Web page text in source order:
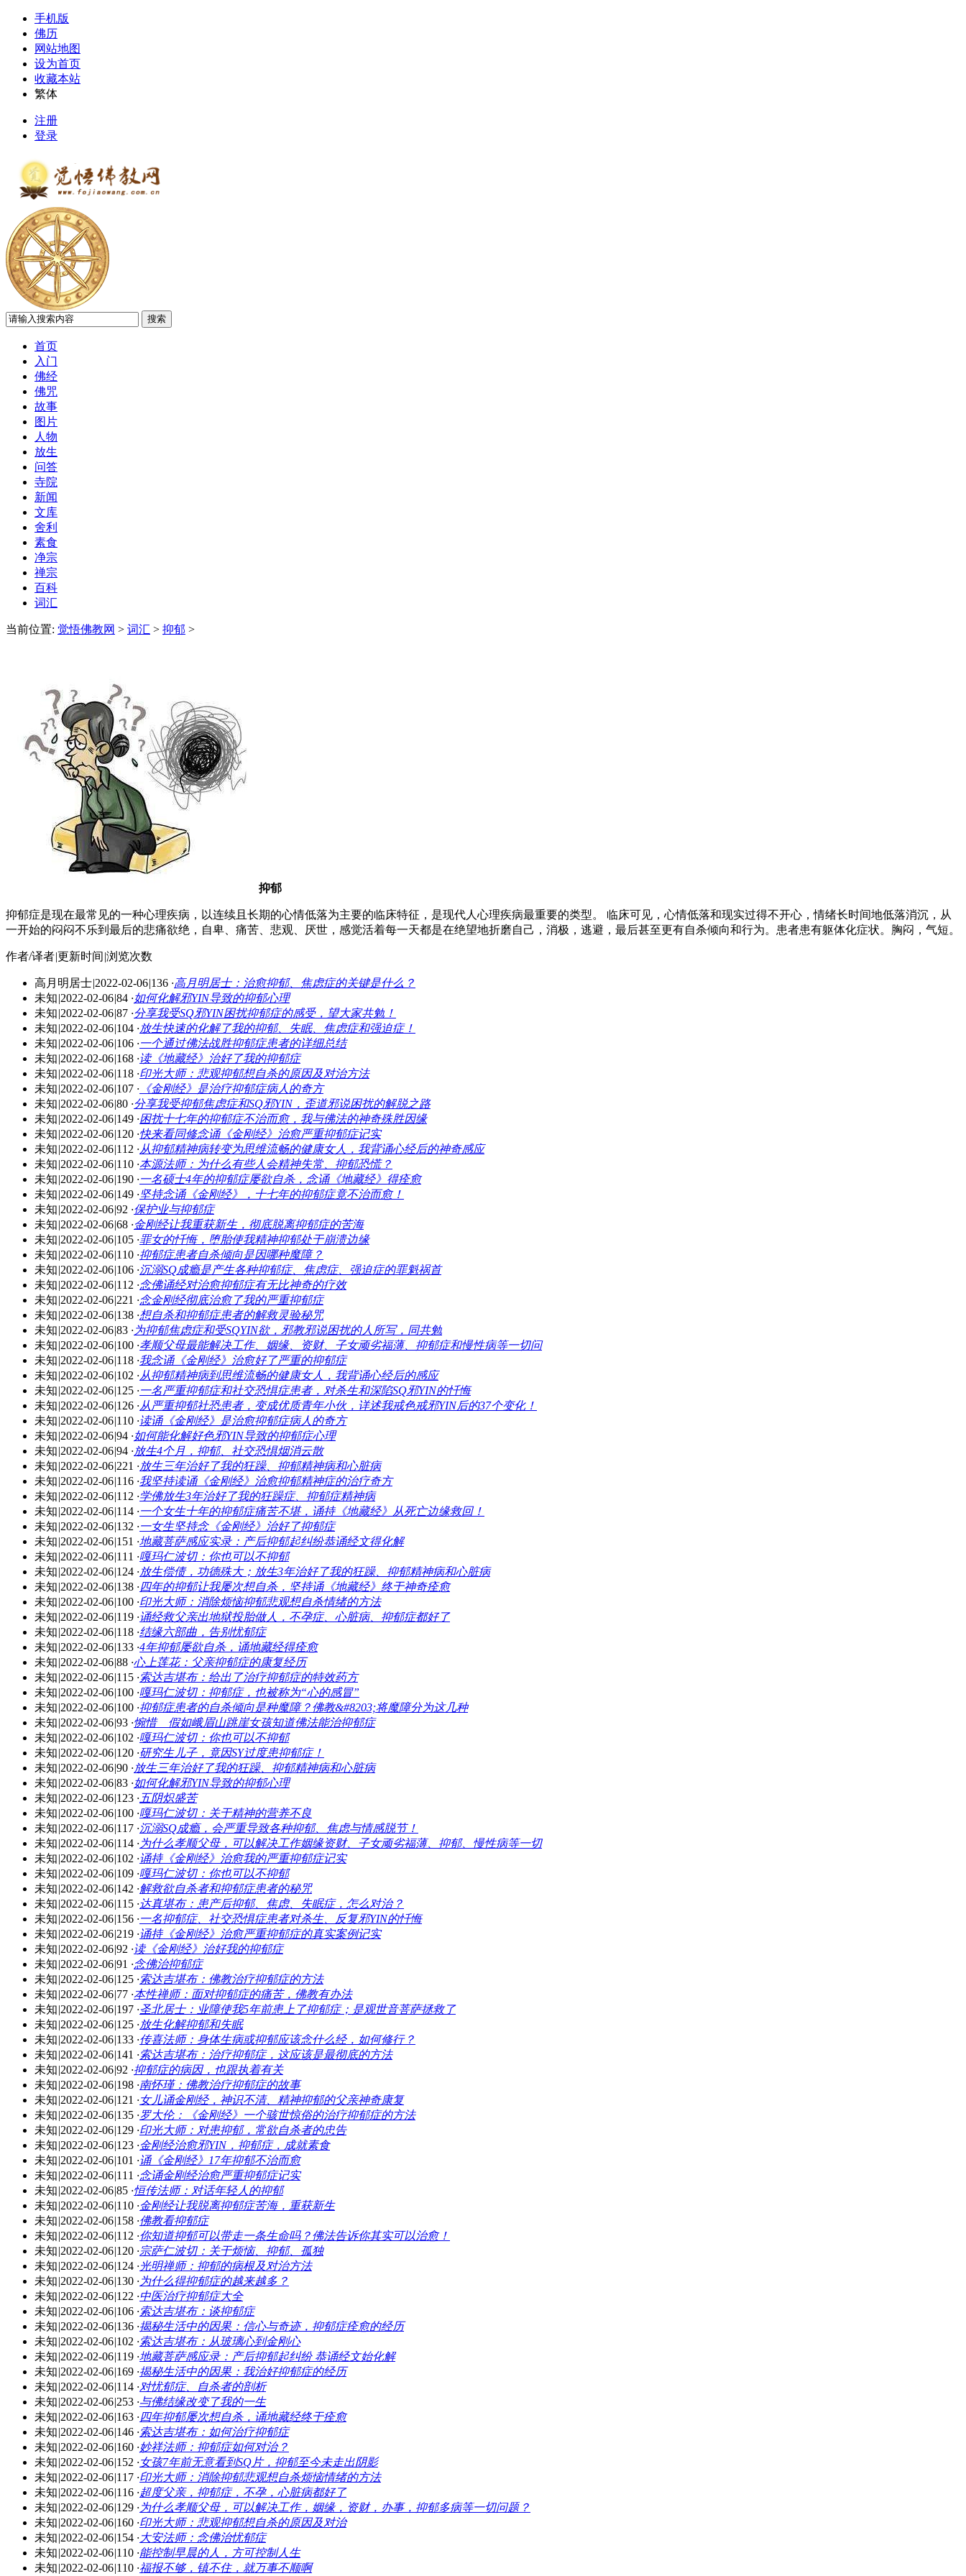
手机版
佛历
网站地图
设为首页
收藏本站
繁体
注册
登录
搜索
首页
入门
佛经
佛咒
故事
图片
人物
放生
问答
寺院
新闻
文库
舍利
素食
净宗
禅宗
百科
词汇
当前位置: 觉悟佛教网 > 词汇 > 抑郁 >
抑郁
抑郁症是现在最常见的一种心理疾病，以连续且长期的心情低落为主要的临床特征，是现代人心理疾病最重要的类型。 临床可见，心情低落和现实过得不开心，情绪长时间地低落消沉，从
一开始的闷闷不乐到最后的悲痛欲绝，自卑、痛苦、悲观、厌世，感觉活着每一天都是在绝望地折磨自己，消极，逃避，最后甚至更有自杀倾向和行为。患者患有躯体化症状。胸闷，气短。
作者/译者|更新时间 |浏览次数
高月明居士|2022-02-06|136 ·高月明居士：治愈抑郁、焦虑症的关键是什么？
未知|2022-02-06|84 ·如何化解邪YIN导致的抑郁心理
未知|2022-02-06|87 ·分享我受SQ邪YIN困扰抑郁症的感受，望大家共勉！
未知|2022-02-06|104 ·放生快速的化解了我的抑郁、失眠、焦虑症和强迫症！
未知|2022-02-06|106 ·一个通过佛法战胜抑郁症患者的详细总结
未知|2022-02-06|168 ·读《地藏经》治好了我的抑郁症
未知|2022-02-06|118 ·印光大师：悲观抑郁想自杀的原因及对治方法
未知|2022-02-06|107 · 《金刚经》是治疗抑郁症病人的奇方
未知|2022-02-06|80 ·分享我受抑郁焦虑症和SQ邪YIN，歪道邪说困扰的解脱之路
未知|2022-02-06|149 ·困扰十七年的抑郁症不治而愈，我与佛法的神奇殊胜因缘
未知|2022-02-06|120 ·快来看同修念诵《金刚经》治愈严重抑郁症记实
未知|2022-02-06|112 ·从抑郁精神病转变为思维流畅的健康女人，我背诵心经后的神奇感应
未知|2022-02-06|110 ·本源法师：为什么有些人会精神失常、抑郁恐慌？
未知|2022-02-06|190 ·一名硕士4年的抑郁症屡欲自杀，念诵《地藏经》得痊愈
未知|2022-02-06|149 ·坚持念诵《金刚经》，十七年的抑郁症竟不治而愈！
未知|2022-02-06|92 ·保护业与抑郁症
未知|2022-02-06|68 ·金刚经让我重获新生，彻底脱离抑郁症的苦海
未知|2022-02-06|105 ·罪女的忏悔，堕胎使我精神抑郁处于崩溃边缘
未知|2022-02-06|110 ·抑郁症患者自杀倾向是因哪种魔障？
未知|2022-02-06|106 ·沉溺SQ成瘾是产生各种抑郁症、焦虑症、强迫症的罪魁祸首
未知|2022-02-06|112 ·念佛诵经对治愈抑郁症有无比神奇的疗效
未知|2022-02-06|221 ·念金刚经彻底治愈了我的严重抑郁症
未知|2022-02-06|138 ·想自杀和抑郁症患者的解救灵验秘咒
未知|2022-02-06|83 · 为抑郁焦虑症和受SQYIN欲，邪教邪说困扰的人所写，同共勉
未知|2022-02-06|100 ·孝顺父母最能解决工作、姻缘、资财、子女顽劣福薄、抑郁症和慢性病等一切问
未知|2022-02-06|118 ·我念诵《金刚经》治愈好了严重的抑郁症
未知|2022-02-06|102 ·从抑郁精神病到思维流畅的健康女人，我背诵心经后的感应
未知|2022-02-06|125 ·一名严重抑郁症和社交恐惧症患者，对杀生和深陷SQ邪YIN的忏悔
未知|2022-02-06|126 ·从严重抑郁社恐患者，变成优质青年小伙，详述我戒色戒邪YIN后的37个变化！
未知|2022-02-06|110 ·读诵《金刚经》是治愈抑郁症病人的奇方
未知|2022-02-06|94 ·如何能化解好色邪YIN导致的抑郁症心理
未知|2022-02-06|94 ·放生4个月，抑郁、社交恐惧烟消云散
未知|2022-02-06|221 ·放生三年治好了我的狂躁、抑郁精神病和心脏病
未知|2022-02-06|116 ·我坚持读诵《金刚经》治愈抑郁精神症的治疗奇方
未知|2022-02-06|112 ·学佛放生3年治好了我的狂躁症、抑郁症精神病
未知|2022-02-06|114 ·一个女生十年的抑郁症痛苦不堪，诵持《地藏经》从死亡边缘救回！
未知|2022-02-06|132 ·一女生坚持念《金刚经》治好了抑郁症
未知|2022-02-06|151 ·地藏菩萨感应实录：产后抑郁起纠纷恭诵经文得化解
未知|2022-02-06|111 ·嘎玛仁波切：你也可以不抑郁
未知|2022-02-06|124 ·放生偿债，功德殊大；放生3年治好了我的狂躁、抑郁精神病和心脏病
未知|2022-02-06|138 ·四年的抑郁让我屡次想自杀，坚持诵《地藏经》终于神奇痊愈
未知|2022-02-06|100 ·印光大师：消除烦恼抑郁悲观想自杀情绪的方法
未知|2022-02-06|119 ·诵经救父亲出地狱投胎做人，不孕症、心脏病、抑郁症都好了
未知|2022-02-06|118 ·结缘六部曲，告别忧郁症
未知|2022-02-06|133 ·4年抑郁屡欲自杀，诵地藏经得痊愈
未知|2022-02-06|88 ·心上莲花：父亲抑郁症的康复经历
未知|2022-02-06|115 ·索达吉堪布：给出了治疗抑郁症的特效药方
未知|2022-02-06|100 ·嘎玛仁波切：抑郁症，也被称为“心的感冒”
未知|2022-02-06|100 ·抑郁症患者的自杀倾向是种魔障？佛教&#8203;将魔障分为这几种
未知|2022-02-06|93 ·惋惜 假如峨眉山跳崖女孩知道佛法能治抑郁症
未知|2022-02-06|102 ·嘎玛仁波切：你也可以不抑郁
未知|2022-02-06|120 ·研究生儿子，竟因SY过度患抑郁症！
未知|2022-02-06|90 ·放生三年治好了我的狂躁、抑郁精神病和心脏病
未知|2022-02-06|83 ·如何化解邪YIN导致的抑郁心理
未知|2022-02-06|123 · 五阴炽盛苦
未知|2022-02-06|100 ·嘎玛仁波切：关于精神的营养不良
未知|2022-02-06|117 ·沉溺SQ成瘾，会严重导致各种抑郁、焦虑与情感脱节！
未知|2022-02-06|114 · 为什么孝顺父母，可以解决工作姻缘资财、子女顽劣福薄、抑郁、慢性病等一切
未知|2022-02-06|102 ·诵持《金刚经》治愈我的严重抑郁症记实
未知|2022-02-06|109 ·嘎玛仁波切：你也可以不抑郁
未知|2022-02-06|142 ·解救欲自杀者和抑郁症患者的秘咒
未知|2022-02-06|115 ·达真堪布：患产后抑郁、焦虑、失眠症，怎么对治？
未知|2022-02-06|156 ·一名抑郁症、社交恐惧症患者对杀生、反复邪YIN的忏悔
未知|2022-02-06|219 ·诵持《金刚经》治愈严重抑郁症的真实案例记实
未知|2022-02-06|92 ·读《金刚经》治好我的抑郁症
未知|2022-02-06|91 ·念佛治抑郁症
未知|2022-02-06|125 ·索达吉堪布：佛教治疗抑郁症的方法
未知|2022-02-06|77 ·本性禅师：面对抑郁症的痛苦，佛教有办法
未知|2022-02-06|197 ·圣北居士：业障使我5年前患上了抑郁症；是观世音菩萨拯救了
未知|2022-02-06|125 ·放生化解抑郁和失眠
未知|2022-02-06|133 ·传喜法师：身体生病或抑郁应该念什么经，如何修行？
未知|2022-02-06|141 ·索达吉堪布：治疗抑郁症，这应该是最彻底的方法
未知|2022-02-06|92 ·抑郁症的病因，也跟执着有关
未知|2022-02-06|198 ·南怀瑾：佛教治疗抑郁症的故事
未知|2022-02-06|121 ·女儿诵金刚经，神识不清、精神抑郁的父亲神奇康复
未知|2022-02-06|135 ·罗大伦：《金刚经》一个骇世惊俗的治疗抑郁症的方法
未知|2022-02-06|129 ·印光大师：对患抑郁，常欲自杀者的忠告
未知|2022-02-06|123 ·金刚经治愈邪YIN，抑郁症，成就素食
未知|2022-02-06|101 ·诵《金刚经》17年抑郁不治而愈
未知|2022-02-06|111 ·念诵金刚经治愈严重抑郁症记实
未知|2022-02-06|85 ·恒传法师：对话年轻人的抑郁
未知|2022-02-06|110 ·金刚经让我脱离抑郁症苦海，重获新生
未知|2022-02-06|158 ·佛教看抑郁症
未知|2022-02-06|112 ·你知道抑郁可以带走一条生命吗？佛法告诉你其实可以治愈！
未知|2022-02-06|120 ·宗萨仁波切：关于烦恼、抑郁、孤独
未知|2022-02-06|124 ·光明禅师：抑郁的病根及对治方法
未知|2022-02-06|130 · 为什么得抑郁症的越来越多？
未知|2022-02-06|122 ·中医治疗抑郁症大全
未知|2022-02-06|106 ·索达吉堪布：谈抑郁症
未知|2022-02-06|136 ·揭秘生活中的因果：信心与奇迹，抑郁症痊愈的经历
未知|2022-02-06|102 ·索达吉堪布：从玻璃心到金刚心
未知|2022-02-06|119 ·地藏菩萨感应录：产后抑郁起纠纷 恭诵经文始化解
未知|2022-02-06|169 ·揭秘生活中的因果：我治好抑郁症的经历
未知|2022-02-06|114 ·对忧郁症、自杀者的剖析
未知|2022-02-06|253 ·与佛结缘改变了我的一生
未知|2022-02-06|163 ·四年抑郁屡次想自杀，诵地藏经终于痊愈
未知|2022-02-06|146 ·索达吉堪布：如何治疗抑郁症
未知|2022-02-06|160 ·妙祥法师：抑郁症如何对治？
未知|2022-02-06|152 ·女孩7年前无意看到SQ片，抑郁至今未走出阴影
未知|2022-02-06|117 ·印光大师：消除抑郁悲观想自杀烦恼情绪的方法
未知|2022-02-06|116 ·超度父亲，抑郁症，不孕，心脏病都好了
未知|2022-02-06|129 · 为什么孝顺父母，可以解决工作，姻缘，资财，办事，抑郁多病等一切问题？
未知|2022-02-06|160 ·印光大师：悲观抑郁想自杀的原因及对治
未知|2022-02-06|154 · 大安法师：念佛治忧郁症
未知|2022-02-06|110 ·能控制早晨的人，方可控制人生
未知|2022-02-06|110 ·福报不够，镇不住，就万事不顺啊